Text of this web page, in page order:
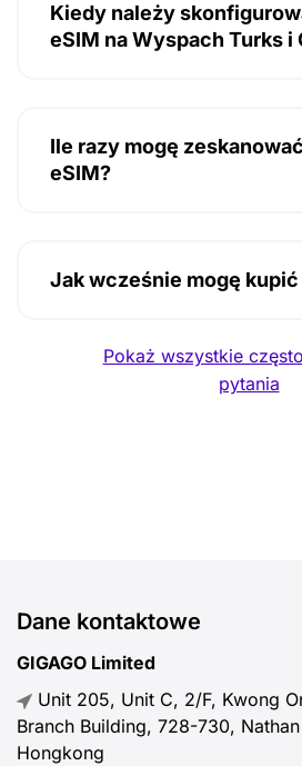
Kiedy należy
eSIM na Wyspach Turks i
Ile razy mogę
eSIM?
Jak wcześnie mogę
Pokaż wszystkie
pytania
Dane kontaktowe
GIGAGO Limited
Unit 205, Unit C, 2/F, Kwong
Branch Building, 728-730,
Hongkong